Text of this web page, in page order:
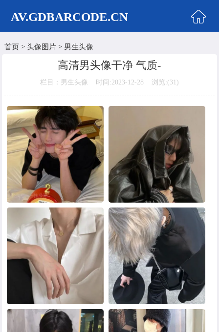
AV.GDBARCODE.CN
首页
女生头像
美女头像
男生头像
明星头像
卡通动漫
黑白头像
其他头像
首页> 头像图片> 男生头像
高清男头像干净 气质-
栏目：男生头像 时间:2023-12-28 浏览:(31)